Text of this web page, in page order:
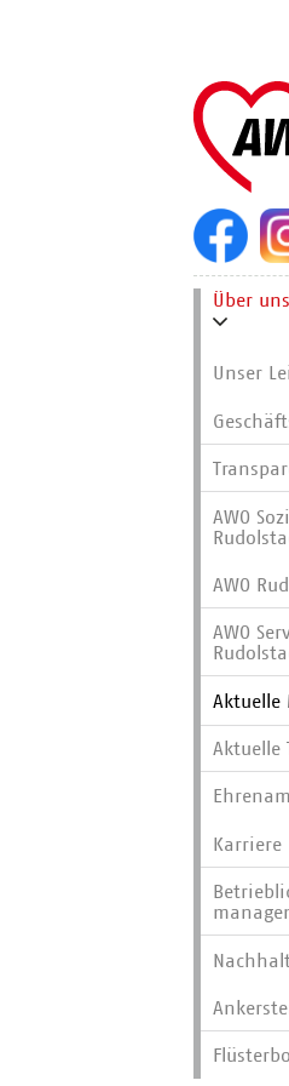
Navigation
Über uns
Unser
AWO
AWO
AWO
Aktuelle
Aktuelle
Karriere